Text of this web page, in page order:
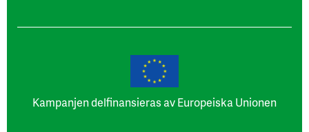
Kampanjen delfinansieras av Europeiska Unionen